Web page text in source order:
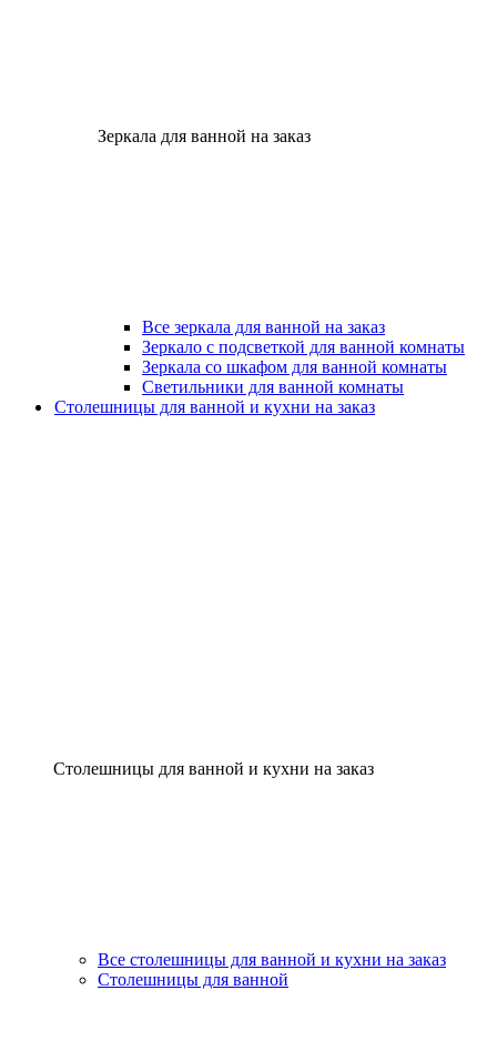
Зеркала для ванной на заказ
Все зеркала для ванной на заказ
Зеркало с подсветкой для ванной комнаты
Зеркала со шкафом для ванной комнаты
Светильники для ванной комнаты
Столешницы для ванной и кухни на заказ
Столешницы для ванной и кухни на заказ
Все столешницы для ванной и кухни на заказ
Столешницы для ванной